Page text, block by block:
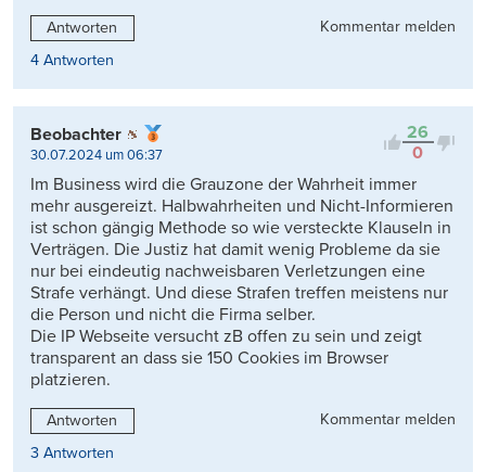
Antworten
Kommentar melden
4 Antworten
26
0
Beobachter
30.07.2024 um 06:37
Im Business wird die Grauzone der Wahrheit immer
mehr ausgereizt. Halbwahrheiten und Nicht-Informieren
ist schon gängig Methode so wie versteckte Klauseln in
Verträgen. Die Justiz hat damit wenig Probleme da sie
nur bei eindeutig nachweisbaren Verletzungen eine
Strafe verhängt. Und diese Strafen treffen meistens nur
die Person und nicht die Firma selber.
Die IP Webseite versucht zB offen zu sein und zeigt
transparent an dass sie 150 Cookies im Browser
platzieren.
Antworten
Kommentar melden
3 Antworten